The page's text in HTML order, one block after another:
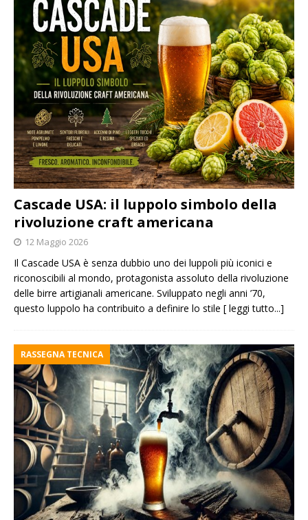
Cascade USA: il luppolo simbolo della
rivoluzione craft americana
12 Maggio 2026
Il Cascade USA è senza dubbio uno dei luppoli più iconici e
riconoscibili al mondo, protagonista assoluto della rivoluzione
delle birre artigianali americane. Sviluppato negli anni ’70,
questo luppolo ha contribuito a definire lo stile [ leggi tutto...]
RASSEGNA TECNICA